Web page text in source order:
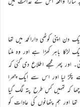
اپنی کوٹھی دارالحمد میں تھا
لڑکا باہر کھڑا ہے اور وہ ملنا
اور پھر مجھے اطلاع دی گئی کہ
پکڑ لیا اور اس سے ایک چھرا
کہ تمہیں کس طرح پتہ لگ گیا
اور ہم پٹھانوں کی عادات کو